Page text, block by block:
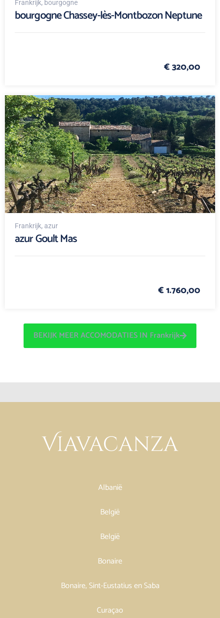
Frankrijk, bourgogne
bourgogne Chassey-lès-Montbozon Neptune
€ 320,00
Frankrijk, azur
azur Goult Mas
€ 1.760,00
BEKIJK MEER ACCOMODATIES IN Frankrijk
Albanië
België
België
Bonaire
Bonaire, Sint-Eustatius en Saba
Curaçao